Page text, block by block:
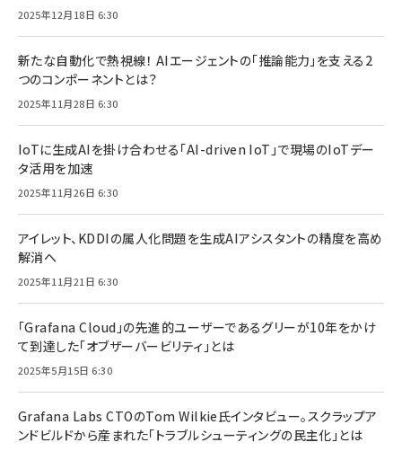
2025年12月18日 6:30
新たな自動化で熱視線！ AIエージェントの「推論能力」を支える2
つのコンポーネントとは？
2025年11月28日 6:30
IoTに生成AIを掛け合わせる「AI-driven IoT」で現場のIoTデー
タ活用を加速
2025年11月26日 6:30
アイレット、KDDIの属人化問題を生成AIアシスタントの精度を高め
解消へ
2025年11月21日 6:30
「Grafana Cloud」の先進的ユーザーであるグリーが10年をかけ
て到達した「オブザーバービリティ」とは
2025年5月15日 6:30
Grafana Labs CTOのTom Wilkie氏インタビュー。スクラップア
ンドビルドから産まれた「トラブルシューティングの民主化」とは